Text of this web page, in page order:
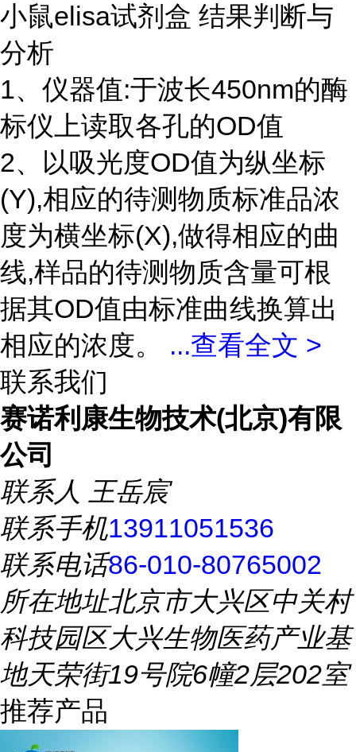
小鼠elisa试剂盒 结果判断与
分析
1、仪器值:于波长450nm的酶
标仪上读取各孔的OD值
2、以吸光度OD值为纵坐标
(Y),相应的待测物质标准品浓
度为横坐标(X),做得相应的曲
线,样品的待测物质含量可根
据其OD值由标准曲线换算出
相应的浓度。 ...查看全文 >
联系我们
赛诺利康生物技术(北京)有限
公司
联系人 王岳宸
联系手机13911051536
联系电话86-010-80765002
所在地址北京市大兴区中关村
科技园区大兴生物医药产业基
地天荣街19号院6幢2层202室
推荐产品